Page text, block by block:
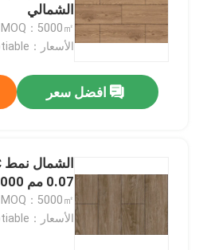
الشمالي
MOQ：5000㎡
الأسعار：negotiable
افضل سعر
0.07 مم 1000 مم طباعة نقل الحبر
MOQ：5000㎡
الأسعار：negotiable